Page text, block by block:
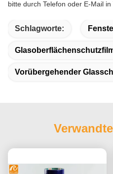
bitte durch Telefon oder E-Mail in
Schlagworte:
Vorübergehender